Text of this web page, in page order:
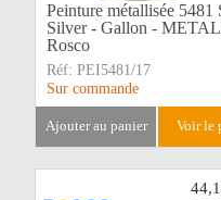
Peinture métallisée 5481
Silver - Gallon -
Rosco
Réf: PEI5481/17
Sur commande
ajouter au panier voir le